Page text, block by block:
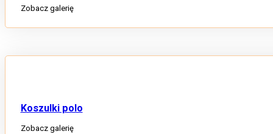
Zobacz galerię
Koszulki polo
Zobacz galerię